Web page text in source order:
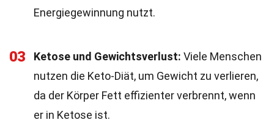
Energiegewinnung nutzt.
03 Ketose und Gewichtsverlust: Viele Menschen
nutzen die Keto-Diät, um Gewicht zu verlieren,
da der Körper Fett effizienter verbrennt, wenn
er in Ketose ist.